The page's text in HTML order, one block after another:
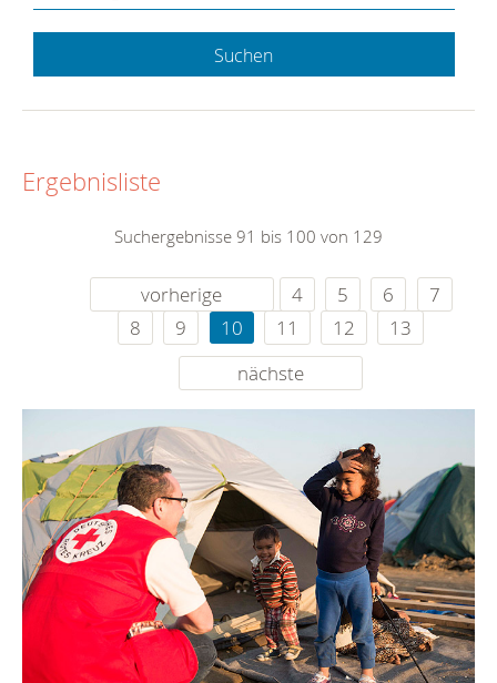
Suchen
Ergebnisliste
Suchergebnisse 91 bis 100 von 129
vorherige 4 5 6
7
8
9 10 11 12
13
nächste